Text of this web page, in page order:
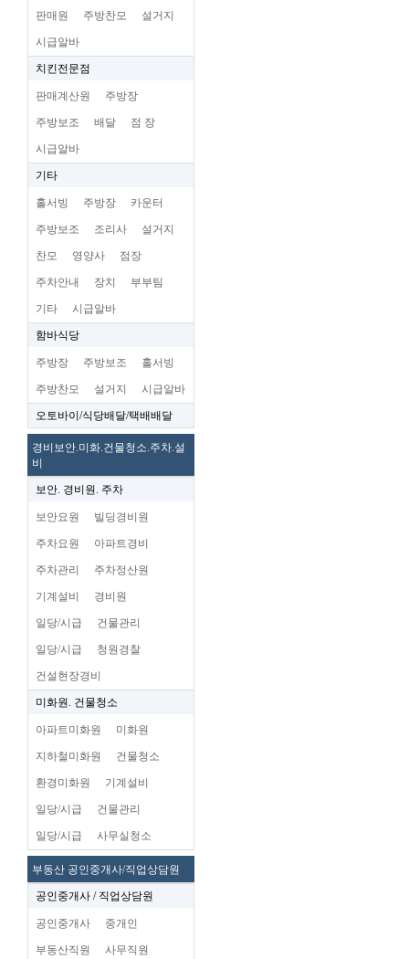
판매원 주방찬모 설거지
시급알바
치킨전문점
판매계산원 주방장
주방보조 배달 점 장
시급알바
기타
홀서빙 주방장 카운터
주방보조 조리사 설거지
찬모 영양사 점장
주차안내 장치 부부팀
기타 시급알바
함바식당
주방장 주방보조 홀서빙
주방찬모 설거지 시급알바
오토바이/식당배달/택배배달
경비보안.미화.건물청소.주차.설
비
보안. 경비원. 주차
보안요원 빌딩경비원
주차요원 아파트경비
주차관리 주차정산원
기계설비 경비원
일당/시급 건물관리
일당/시급 청원경찰
건설현장경비
미화원. 건물청소
아파트미화원 미화원
지하철미화원 건물청소
환경미화원 기계설비
일당/시급 건물관리
일당/시급 사무실청소
부동산 공인중개사/직업상담원
공인중개사 / 직업상담원
공인중개사 중개인
부동산직원 사무직원